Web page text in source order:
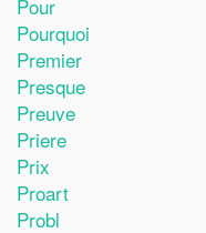
Pour
Pourquoi
Premier
Presque
Preuve
Priere
Prix
Proart
Probl